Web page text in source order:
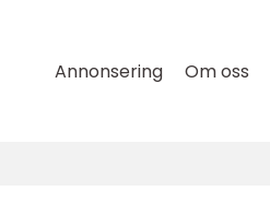
Annonsering Om oss